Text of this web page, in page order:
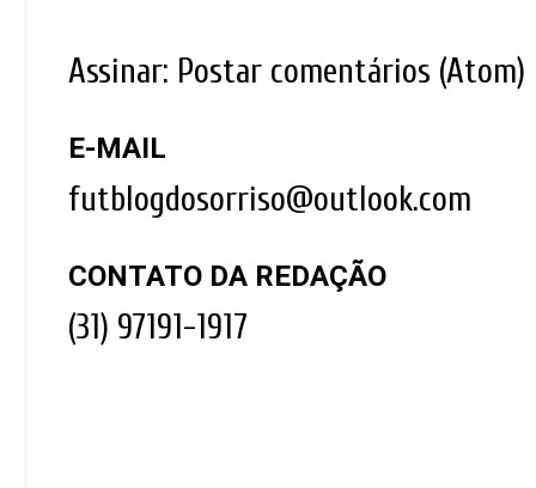
Assinar: Postar comentários (Atom)
E-MAIL
futblogdosorriso@outlook.com
CONTATO DA REDAÇÃO
(31) 97191-1917